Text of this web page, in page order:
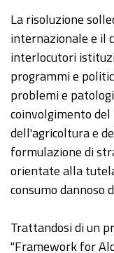
La risoluzione
internazionale e il
interlocutori
programmi e
problemi e
coinvolgimento
dell'agricoltura e
formulazione di
orientate alla
consumo dannoso
Trattandosi di un
"Framework for